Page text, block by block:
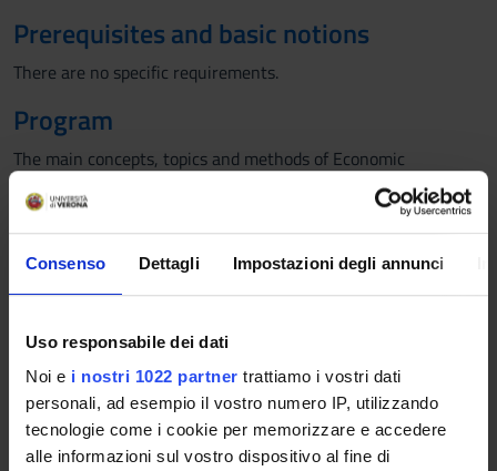
Consenso Dettagli Impostazioni degli annunci
Uso responsabile dei dati
Noi e i nostri 1022 partner trattiamo i vostri dati
personali, ad esempio il vostro numero IP, utilizzando
tecnologie come i cookie per memorizzare e accedere
alle informazioni sul vostro dispositivo al fine di
Prerequisites and basic notions
There are no specific requirements.
Program
The main concepts, topics and methods of Economic
Globalization, its dimensions and recent trend: a geographical
point of view
International trade in the global economy: the flows and
networks of international trade and of Foreign Direct
Transport and communication
ICT and e-commerce
Multinational corporations and the new spatial division of
labor
The new industrial spaces: China and emerging economies